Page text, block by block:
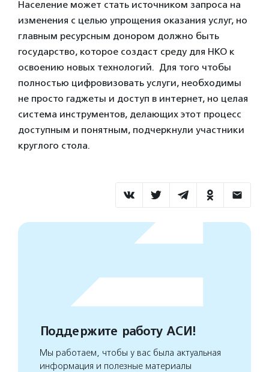
Население может стать источником запроса на
изменения с целью упрощения оказания услуг, но
главным ресурсным донором должно быть
государство, которое создаст среду для НКО к
освоению новых технологий. Для того чтобы
полностью цифровизовать услуги, необходимы
не просто гаджеты и доступ в интернет, но целая
система инструментов, делающих этот процесс
доступным и понятным, подчеркнули участники
круглого стола.
Поддержите работу АСИ!
Мы работаем, чтобы у вас была актуальная
информация и полезные материалы